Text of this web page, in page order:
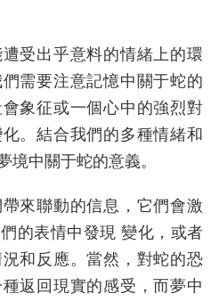
受出乎意料的情緒上的環
需要注意記憶中關于蛇的
象征或一個心中的強烈對
。結合我們的多種情緒和
境中關于蛇的意義。
來聯動的信息，它們會激
的表情中發現 變化，或者
和反應。當然，對蛇的恐
返回現實的感受，而夢中